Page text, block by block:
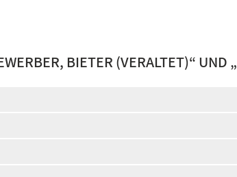
BIETER (VERALTET)“ UND „